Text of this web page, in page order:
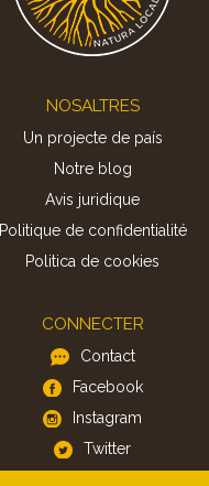
NOSALTRES
Un projecte de país
Notre blog
Avis juridique
Politique de confidentialité
Politica de cookies
CONNECTER
Contact
Facebook
Instagram
Twitter